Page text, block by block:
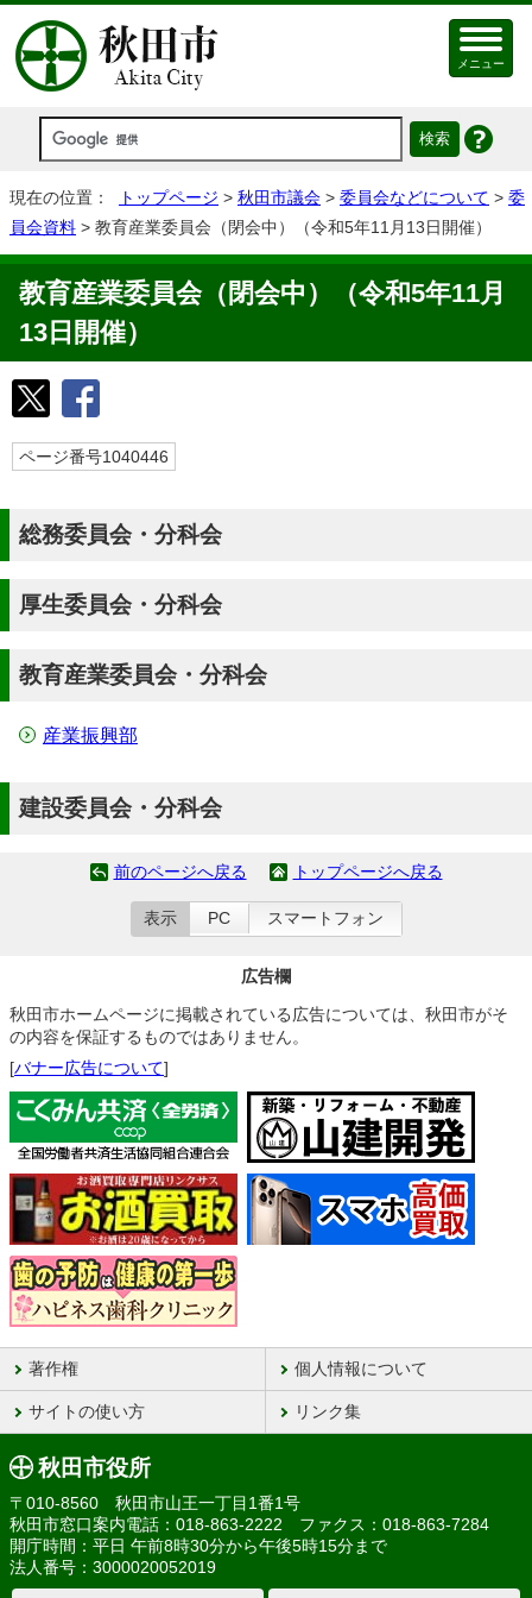
メニュー
現在の位置： トップページ > 秋田市議会 > 委員会などについて > 委
員会資料 > 教育産業委員会（閉会中）（令和5年11月13日開催）
教育産業委員会（閉会中）（令和5年11月
13日開催）
ページ番号1040446
総務委員会・分科会
厚生委員会・分科会
教育産業委員会・分科会
産業振興部
建設委員会・分科会
前のページへ戻る トップページへ戻る
表示 PC スマートフォン
広告欄
秋田市ホームページに掲載されている広告については、秋田市がそ
の内容を保証するものではありません。
[バナー広告について]
著作権 個人情報について
サイトの使い方 リンク集
秋田市役所
〒010-8560 秋田市山王一丁目1番1号
秋田市窓口案内電話：018-863-2222 ファクス：018-863-7284
開庁時間：平日 午前8時30分から午後5時15分まで
法人番号：3000020052019